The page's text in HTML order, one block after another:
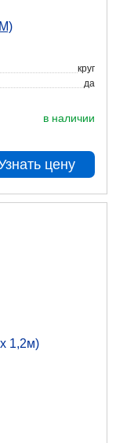
круг
да
в наличии
цену